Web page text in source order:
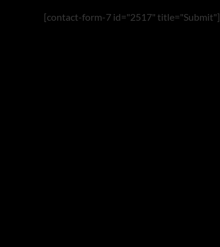
[contact-form-7 id="2517" title="Submit"]